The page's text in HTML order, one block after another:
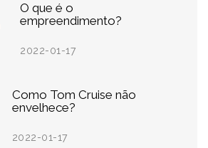
O que é o
empreendimento?
2022-01-17
Como Tom Cruise não
envelhece?
2022-01-17